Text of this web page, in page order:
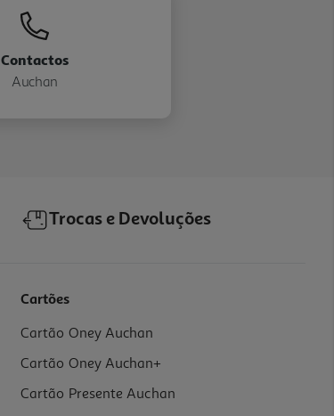
Contactos
Auchan
Trocas e Devoluções
Cartões
Cartão Oney Auchan
Cartão Oney Auchan+
Cartão Presente Auchan